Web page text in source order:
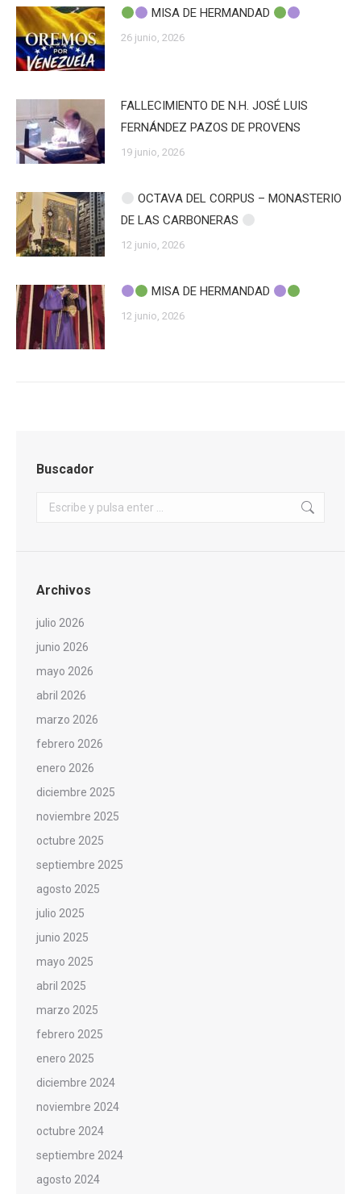
MISA DE HERMANDAD
26 junio, 2026
FALLECIMIENTO DE N.H. JOSÉ LUIS
FERNÁNDEZ PAZOS DE PROVENS
19 junio, 2026
OCTAVA DEL CORPUS – MONASTERIO
DE LAS CARBONERAS
12 junio, 2026
MISA DE HERMANDAD
12 junio, 2026
Buscador
Buscar:
Archivos
julio 2026
junio 2026
mayo 2026
abril 2026
marzo 2026
febrero 2026
enero 2026
diciembre 2025
noviembre 2025
octubre 2025
septiembre 2025
agosto 2025
julio 2025
junio 2025
mayo 2025
abril 2025
marzo 2025
febrero 2025
enero 2025
diciembre 2024
noviembre 2024
octubre 2024
septiembre 2024
agosto 2024